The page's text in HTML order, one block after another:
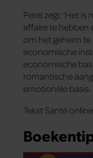
Perel zegt: ‘Het
affaire te hebben
om het geheim te
economische
economische
romantische
emotionele basis.
Tekst Santé